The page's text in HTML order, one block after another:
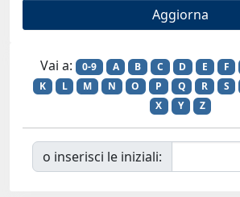
Vai a: 0-9 A B C D E F
K
L M N O P Q R S
X
Y Z
o inserisci le iniziali: